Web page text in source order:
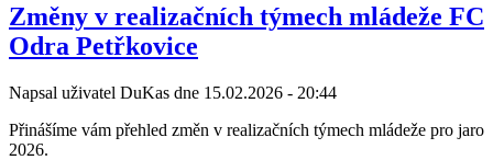
Změny v realizačních týmech mládeže FC
Odra Petřkovice
Napsal uživatel DuKas dne 15.02.2026 - 20:44
Přinášíme vám přehled změn v realizačních týmech mládeže pro jaro
2026.